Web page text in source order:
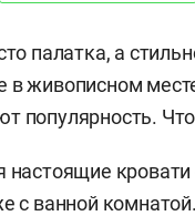
палатка, а
в живописном
популярность.
настоящие
с ванной комнатой.